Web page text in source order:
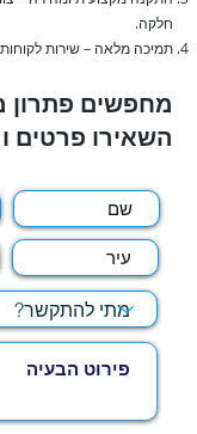
חלקה.
תמיכה מלאה – שירות
מחפשים פתרון
השאירו פרטים